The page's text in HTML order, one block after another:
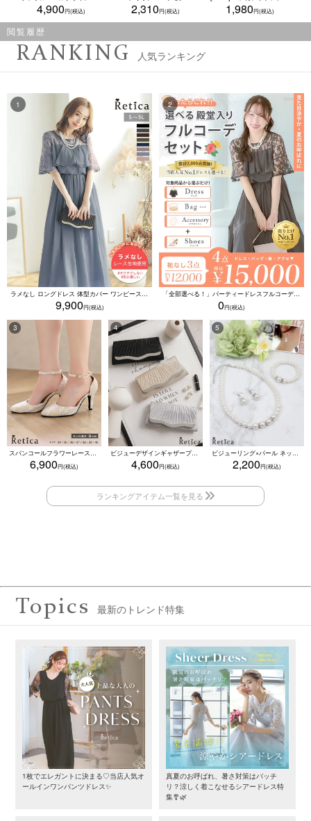
4,900 2,310 1,980
閲覧履歴
RANKING 人気ランキング
ラメなし ロングドレス 体型カバー ワンピース 敏感肌対応 結婚式 二次会 お呼ばれ 大人 上品 (Sサイズ～5Lサイズ)
9,900
「全部選べる！」パーティードレスフルコーデセット (ドレス1点＋バッグ1点＋アクセ1点+靴1足/4点15000円(税込)/靴なしで12000円(税込))
0
スパンコールフラワーレースアンクルストラップハイヒールセパレートパンプス (ベージュ)
6,900
ビジューデザインギャザープリーツ入り2wayバッグ(ベージュ/シルバー/ブラック)
4,600
ビジューリング×パール ネックレス・ブレスレット・ピアス 3点セット（ホワイト）
2,200
Topics 最新のトレンド特集
1枚でエレガントに決まる♡当店人気オ
ールインワンパンツドレス✨
真夏のお呼ばれ、暑さ対策はバッチ
リ？涼しく着こなせるシアードレス特
集🎐🌿